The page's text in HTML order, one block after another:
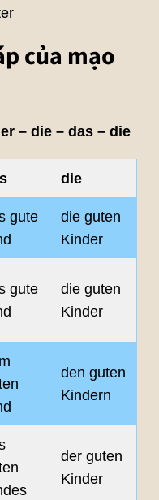
của mạo
– die – das – die
die
gute
die guten
Kinder
gute
die guten
Kinder
den guten
Kindern
der guten
Kinder